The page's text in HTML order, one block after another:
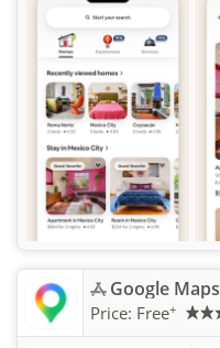
Google Maps
Price: Free+